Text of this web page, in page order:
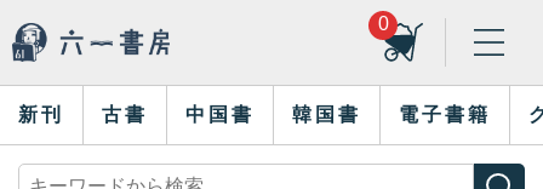
0
新刊 古書 中国書 韓国書 電子書籍